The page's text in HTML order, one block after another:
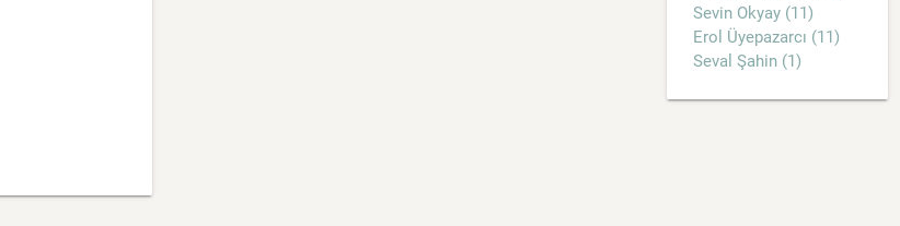
Sevin Okyay (11)
Erol Üyepazarcı (11)
Seval Şahin (1)